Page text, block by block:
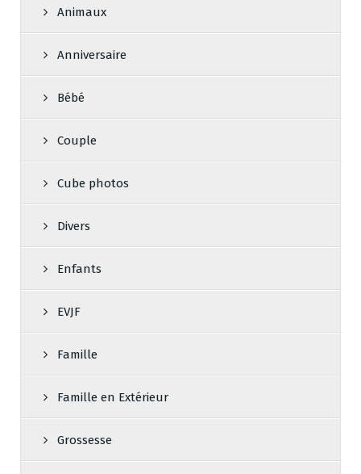
Animaux
Anniversaire
Bébé
Couple
Cube photos
Divers
Enfants
EVJF
Famille
Famille en Extérieur
Grossesse